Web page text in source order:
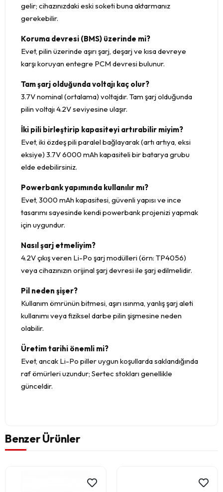
gelir; cihazınızdaki eski soketi buna aktarmanız
gerekebilir.
Koruma devresi (BMS) üzerinde mi?
Evet, pilin üzerinde aşırı şarj, deşarj ve kısa devreye
karşı koruyan entegre PCM devresi bulunur.
Tam şarj olduğunda voltajı kaç olur?
3.7V nominal (ortalama) voltajdır. Tam şarj olduğunda
pilin voltajı 4.2V seviyesine ulaşır.
İki pili birleştirip kapasiteyi artırabilir miyim?
Evet, iki özdeş pili paralel bağlayarak (artı artıya, eksi
eksiye) 3.7V 6000 mAh kapasiteli bir batarya grubu
elde edebilirsiniz.
Powerbank yapımında kullanılır mı?
Evet, 3000 mAh kapasitesi, güvenli yapısı ve ince
tasarımı sayesinde kendi powerbank projenizi yapmak
için uygundur.
Nasıl şarj etmeliyim?
4.2V çıkış veren Li-Po şarj modülleri (örn: TP4056)
veya cihazınızın orijinal şarj devresi ile şarj edilmelidir.
Pil neden şişer?
Kullanım ömrünün bitmesi, aşırı ısınma, yanlış şarj aleti
kullanımı veya fiziksel darbe pilin şişmesine neden
olabilir.
Üretim tarihi önemli mi?
Evet, ancak Li-Po piller uygun koşullarda saklandığında
raf ömürleri uzundur; Sertec stokları genellikle
günceldir.
Benzer Ürünler